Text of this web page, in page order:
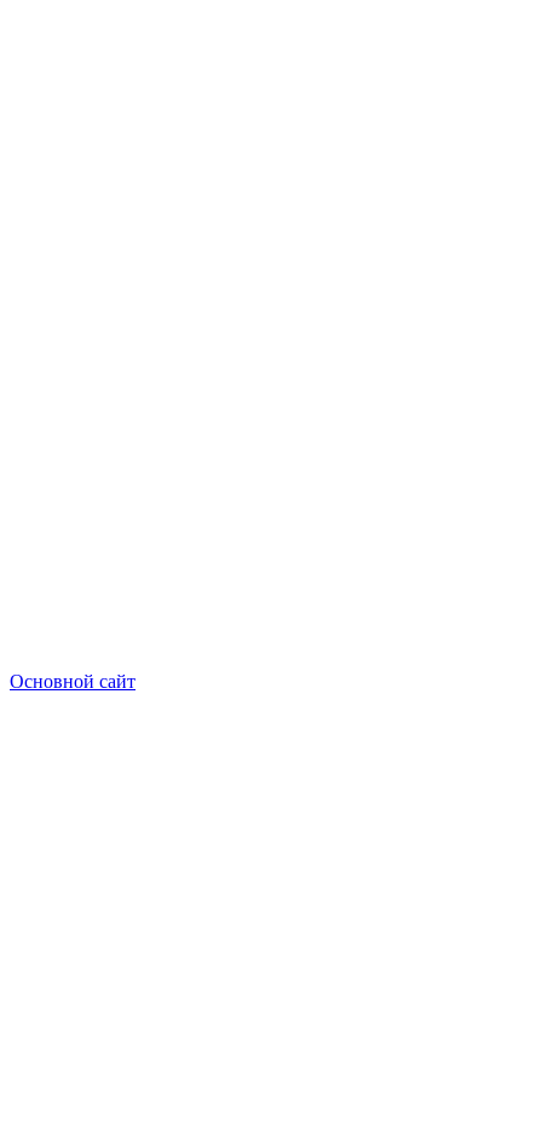
Основной сайт